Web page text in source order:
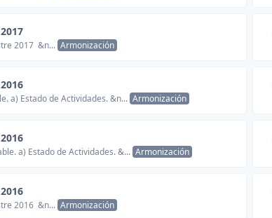
2017 &n... Armonización
a) Estado de Actividades. &n... Armonización
a) Estado de Actividades. &... Armonización
2016 &n... Armonización